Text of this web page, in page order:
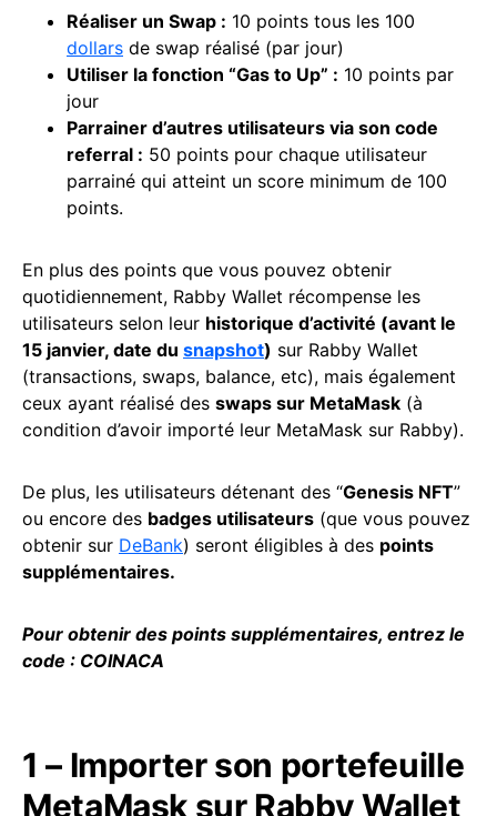
Réaliser un Swap : 10 points tous les 100
dollars de swap réalisé (par jour)
Utiliser la fonction “Gas to Up” : 10 points par
jour
Parrainer d’autres utilisateurs via son code
referral : 50 points pour chaque utilisateur
parrainé qui atteint un score minimum de 100
points.
En plus des points que vous pouvez obtenir
quotidiennement, Rabby Wallet récompense les
utilisateurs selon leur historique d’activité (avant le
15 janvier, date du snapshot) sur Rabby Wallet
(transactions, swaps, balance, etc), mais également
ceux ayant réalisé des swaps sur MetaMask (à
condition d’avoir importé leur MetaMask sur Rabby).
De plus, les utilisateurs détenant des “Genesis NFT”
ou encore des badges utilisateurs (que vous pouvez
obtenir sur DeBank) seront éligibles à des points
supplémentaires.
Pour obtenir des points supplémentaires, entrez le
code : COINACA
1 – Importer son portefeuille
MetaMask sur Rabby Wallet